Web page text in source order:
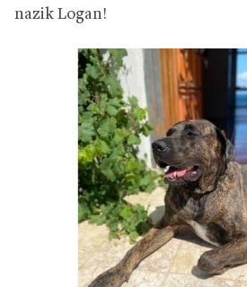
nazik Logan!